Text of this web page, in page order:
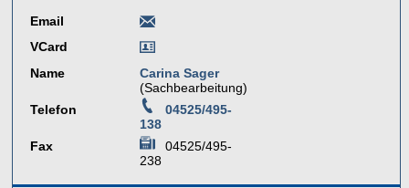
Email
VCard
Name
Carina Sager
(Sachbearbeitung)
Telefon
04525/495-
138
Fax
04525/495-
238